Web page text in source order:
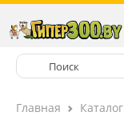
Главная Каталог